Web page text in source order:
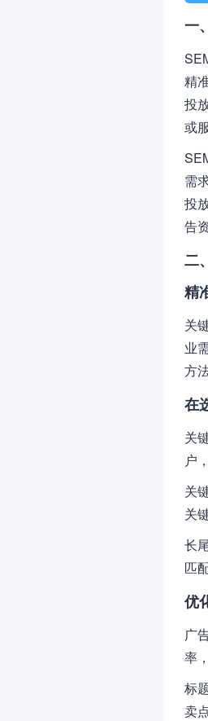
一
精
投
或
需
投
告
二
精
关
业
方
在
关
户
关
关
长
匹
优
广
率
标
卖点